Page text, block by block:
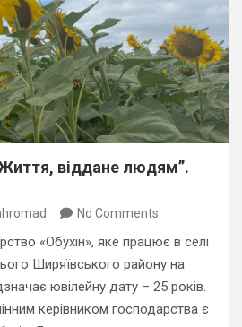
віддане людям”.
No Comments
«Обухін», яке працює в селі
Ширяївського району на
ювілейну дату – 25 років.
керівником господарства є